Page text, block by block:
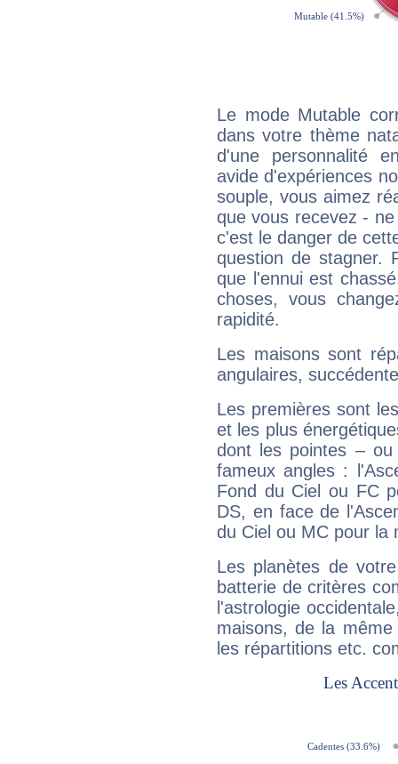
Le mode Mutable
dans votre thème
d'une personnalité
avide d'expériences
souple, vous aimez
que vous recevez -
c'est le danger de
question de stagner.
que l'ennui est
choses, vous
rapidité.
Les maisons sont
angulaires,
Les premières sont
et les plus
dont les pointes –
fameux angles :
Fond du Ciel ou FC
DS, en face de
du Ciel ou MC pour la
Les planètes de
batterie de critères
l'astrologie
maisons, de la
les répartitions etc.